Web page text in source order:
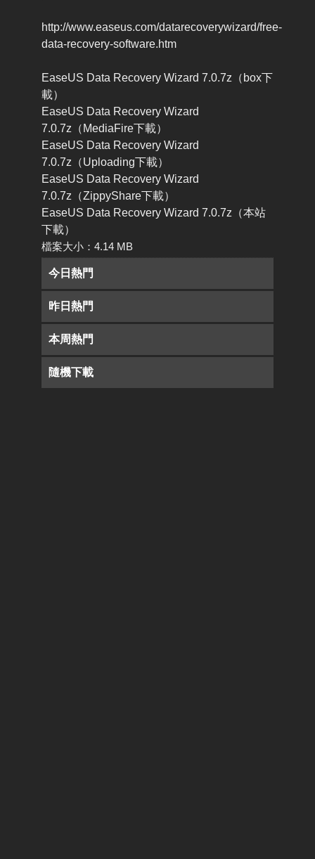
http://www.easeus.com/datarecoverywizard/free-
data-recovery-software.htm
EaseUS Data Recovery Wizard 7.0.7z（box下
載）
EaseUS Data Recovery Wizard
7.0.7z（MediaFire下載）
EaseUS Data Recovery Wizard
7.0.7z（Uploading下載）
EaseUS Data Recovery Wizard
7.0.7z（ZippyShare下載）
EaseUS Data Recovery Wizard 7.0.7z（本站
下載）
檔案大小：4.14 MB
今日熱門
昨日熱門
本周熱門
隨機下載